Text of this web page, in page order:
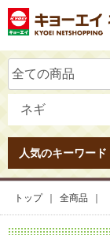
人気のキーワード
トップ 全商品